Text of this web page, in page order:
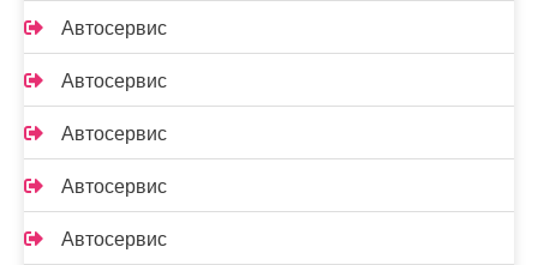
Автосервис
Автосервис
Автосервис
Автосервис
Автосервис